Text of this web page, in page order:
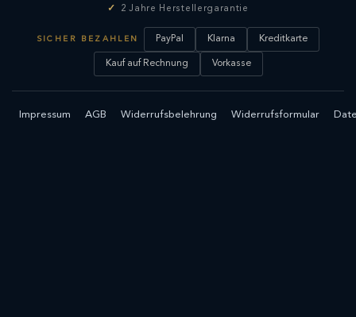
2 Jahre Herstellergarantie
SICHER BEZAHLEN PayPal Klarna Kreditkarte
Kauf auf Rechnung Vorkasse
Impressum AGB Widerrufsbelehrung Widerrufsformular